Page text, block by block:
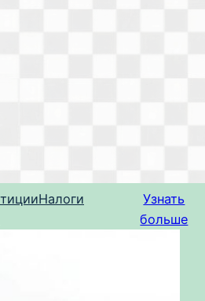
Налоги
Узнать
больше